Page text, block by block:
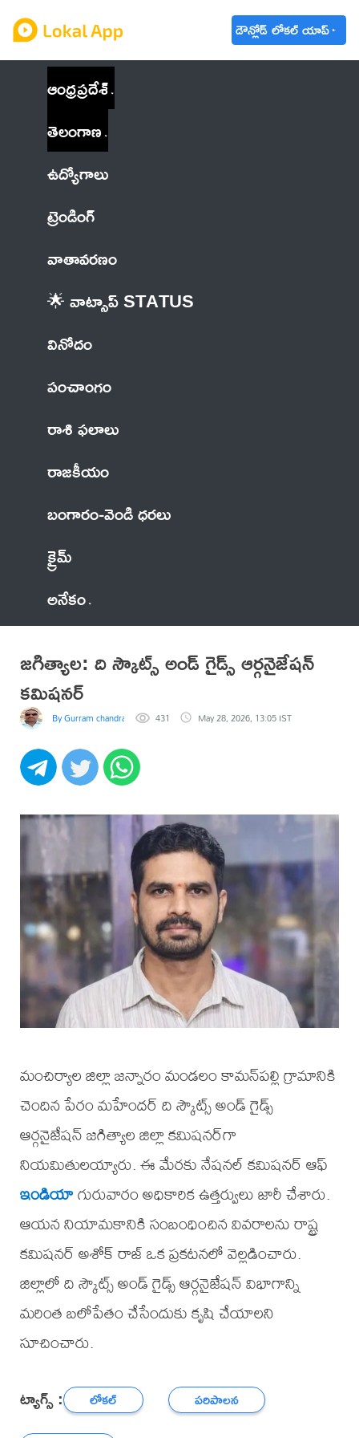
డౌన్లోడ్ లోకల్ యాప్
ఆంధ్రప్రదేశ్
తెలంగాణ
ఉద్యోగాలు
ట్రెండింగ్
వాతావరణం
🌟 వాట్సాప్ STATUS
వినోదం
పంచాంగం
రాశి ఫలాలు
రాజకీయం
బంగారం-వెండి ధరలు
క్రైమ్
అనేకం
జగిత్యాల: ది స్కౌట్స్ అండ్ గైడ్స్ ఆర్గనైజేషన్
కమిషనర్
By Gurram chandrashekar 431 May 28, 2026, 13:05 IST
మంచిర్యాల జిల్లా జన్నారం మండలం కామన్‌పల్లి గ్రామానికి
చెందిన పేరం మహేందర్ ది స్కౌట్స్ అండ్ గైడ్స్
ఆర్గనైజేషన్ జగిత్యాల జిల్లా కమిషనర్‌గా
నియమితులయ్యారు. ఈ మేరకు నేషనల్ కమిషనర్ ఆఫ్
ఇండియాగురువారం అధికారిక ఉత్తర్వులు జారీ చేశారు.
ఆయన నియామకానికి సంబంధించిన వివరాలను రాష్ట్ర
కమిషనర్ అశోక్ రాజ్ ఒక ప్రకటనలో వెల్లడించారు.
జిల్లాలో ది స్కౌట్స్ అండ్ గైడ్స్ ఆర్గనైజేషన్ విభాగాన్ని
మరింత బలోపేతం చేసేందుకు కృషి చేయాలని
సూచించారు.
ట్యాగ్స్ : లోకల్
పరిపాలన